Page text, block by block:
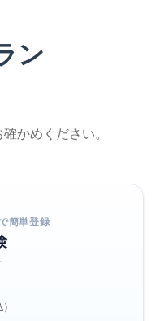
ン
かめください。
簡単登録